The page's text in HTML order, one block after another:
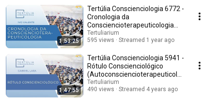
1:53:25
Tertúlia Conscienciologia 6772 -
Cronologia da
Consciencioterapeuticologia
(Historiologia)
Tertuliarium
595 views
Streamed 1 year ago
1:47:55
Tertúlia Conscienciologia 5941 -
Rótulo Conscienciológico
(Autoconsciencioterapeuticolo
gia)
Tertuliarium
490 views
Streamed 4 years ago